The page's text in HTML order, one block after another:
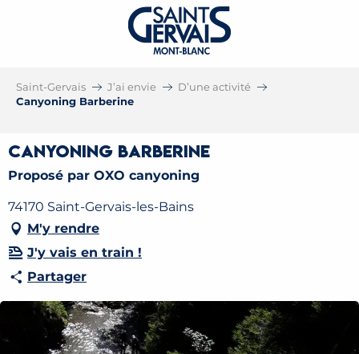
Saint-Gervais J’ai envie
D’une activité
Canyoning Barberine
Canyoning Barberine
Proposé par OXO canyoning
74170 Saint-Gervais-les-Bains
M'y rendre
J'y vais en train !
Partager